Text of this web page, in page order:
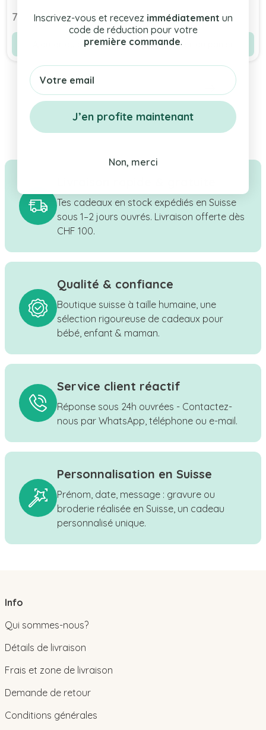
Prix Spécial
70,00 chfPrix normal
135,00 chf
Ajouter au panier
115,90 chf
Ajouter au panier
Tes cadeaux en stock expédiés en Suisse
sous 1–2 jours ouvrés. Livraison offerte dès
CHF 100.
Qualité & confiance
Boutique suisse à taille humaine, une
sélection rigoureuse de cadeaux pour
bébé, enfant & maman.
Service client réactif
Réponse sous 24h ouvrées - Contactez-
nous par WhatsApp, téléphone ou e-mail.
Personnalisation en Suisse
Prénom, date, message : gravure ou
broderie réalisée en Suisse, un cadeau
personnalisé unique.
Info
Qui sommes-nous?
Détails de livraison
Frais et zone de livraison
Demande de retour
Conditions générales
Inscrivez-vous et recevez immédiatement un
code de réduction pour votre
première commande.
Email
J’en profite maintenant
Non, merci